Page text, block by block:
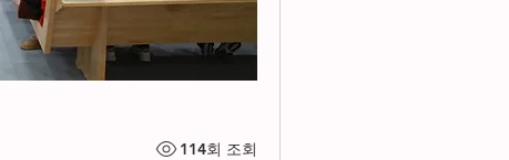
114회 조회